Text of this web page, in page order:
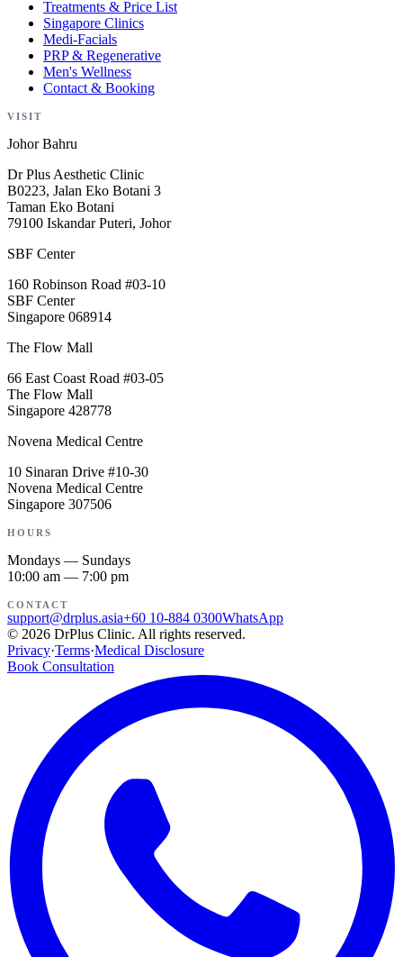
Treatments & Price List
Singapore Clinics
Medi-Facials
PRP & Regenerative
Men's Wellness
Contact & Booking
VISIT
Johor Bahru
Dr Plus Aesthetic Clinic
B0223, Jalan Eko Botani 3
Taman Eko Botani
79100 Iskandar Puteri, Johor
SBF Center
160 Robinson Road #03-10
SBF Center
Singapore 068914
The Flow Mall
66 East Coast Road #03-05
The Flow Mall
Singapore 428778
Novena Medical Centre
10 Sinaran Drive #10-30
Novena Medical Centre
Singapore 307506
HOURS
Mondays — Sundays
10:00 am — 7:00 pm
CONTACT
support@drplus.asia+60 10-884 0300WhatsApp
© 2026 DrPlus Clinic. All rights reserved.
Privacy·Terms·Medical Disclosure
Book Consultation